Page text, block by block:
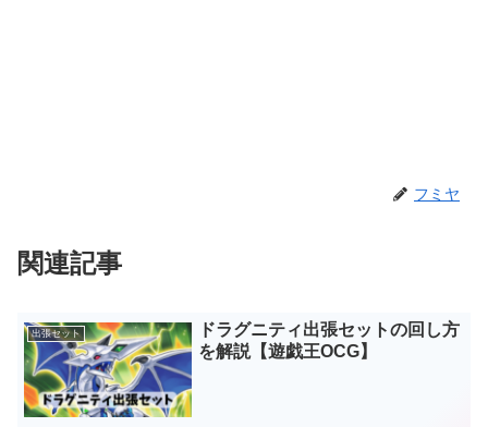
フミヤ
関連記事
出張セット
ドラグニティ出張セットの回し方
を解説【遊戯王OCG】